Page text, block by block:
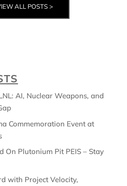
ALL POSTS >
AI, Nuclear Weapons, and
Commemoration Event at
On Plutonium Pit PEIS – Stay
with Project Velocity,